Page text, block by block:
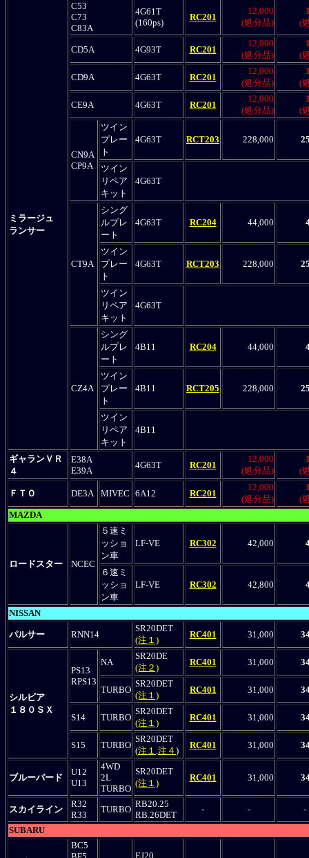
ミラージュ
ランサー
C53
C73
C83A
4G61T
(160ps)
RC201
12,000
(処分品)
(
CD5A 4G93T RC201
12,000
(処分品)
(
CD9A 4G63T RC201
12,000
(処分品)
(
CE9A 4G63T RC201
12,000
(処分品)
(
CN9A
CP9A
ツイン
プレー
ト
4G63T RCT203 228,000
ツイン
リペア
キット
4G63T
CT9A
シング
ルプレ
ート
4G63T RC204 44,000
ツイン
プレー
ト
4G63T RCT203 228,000
ツイン
リペア
キット
4G63T
CZ4A
シング
ルプレ
ート
4B11 RC204 44,000
ツイン
プレー
ト
4B11 RCT205 228,000
ツイン
リペア
キット
4B11
ギャランＶＲ
４
E38A
E39A
4G63T RC201
12,000
(処分品)
(
ＦＴＯ DE3A MIVEC 6A12 RC201
12,000
(処分品)
(
MAZDA
ロードスター NCEC
５速ミ
ッショ
ン車
LF-VE RC302 42,000
６速ミ
ッショ
ン車
LF-VE RC302 42,800
NISSAN
パルサー RNN14
SR20DET
(注１)
RC401 31,000
シルビア
１８０ＳＸ
PS13
RPS13
NA
SR20DE
(注２)
RC401 31,000
TURBO
SR20DET
(注１)
RC401 31,000
S14 TURBO
SR20DET
(注１)
RC401 31,000
S15 TURBO
SR20DET
(注１ .注４ )
RC401 31,000
ブルーバード
U12
U13
4WD
2L
TURBO
SR20DET
(注１)
RC401 31,000
スカイライン
R32
R33
TURBO
RB20.25
RB.26DET
- -
-
SUBARU
BC5
EJ20